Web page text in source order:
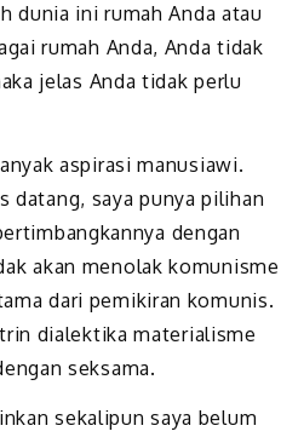
dunia ini rumah Anda atau
rumah Anda, Anda tidak
jelas Anda tidak perlu
aspirasi manusiawi.
datang, saya punya pilihan
dengan
akan menolak komunisme
dari pemikiran komunis.
dialektika materialisme
seksama.
sekalipun saya belum